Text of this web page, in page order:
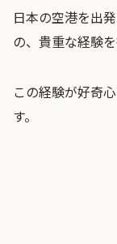
日本の空港を出
の、貴重な経験
この経験が好奇
す。